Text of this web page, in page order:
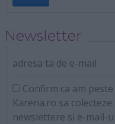
Newsletter
adresa ta de e-mail
Confirm ca am
Karena.ro sa
newslettere si e-mail-